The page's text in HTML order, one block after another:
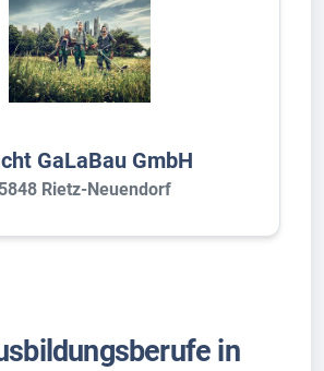
GaLaBau GmbH
Rietz-Neuendorf
in